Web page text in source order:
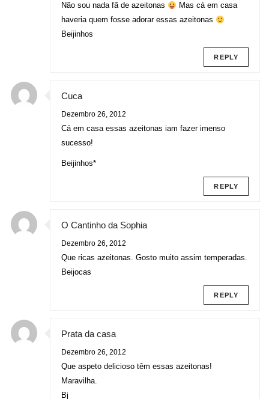
Não sou nada fã de azeitonas
Mas cá em casa
haveria quem fosse adorar essas azeitonas
Beijinhos
REPLY
Cuca
Dezembro 26, 2012
Cá em casa essas azeitonas iam fazer imenso
sucesso!
Beijinhos*
REPLY
O Cantinho da Sophia
Dezembro 26, 2012
Que ricas azeitonas. Gosto muito assim temperadas.
Beijocas
REPLY
Prata da casa
Dezembro 26, 2012
Que aspeto delicioso têm essas azeitonas!
Maravilha.
Bj